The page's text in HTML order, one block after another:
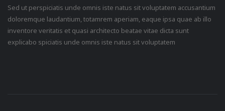
Sed ut perspiciatis unde omnis iste natus sit voluptatem accusantium
doloremque laudantium, totamrem aperiam, eaque ipsa quae ab illo
inventore veritatis et quasi architecto beatae vitae dicta sunt
explicabo spiciatis unde omnis iste natus sit voluptatem